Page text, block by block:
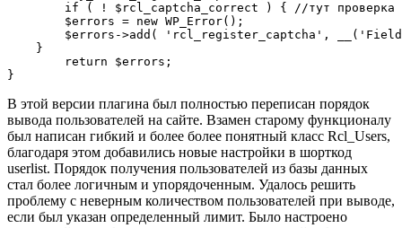
        $errors = new WP_Error();
$errors->add( 'rcl_register_captcha',
    }
}
В этой версии плагина был полностью переписан порядок
вывода пользователей на сайте. Взамен старому функционалу
был написан гибкий и более более понятный класс Rcl_Users,
благодаря этом добавились новые настройки в шорткод
userlist. Порядок получения пользователей из базы данных
стал более логичным и упорядоченным. Удалось решить
проблему с неверным количеством пользователей при выводе,
если был указан определенный лимит. Было настроено